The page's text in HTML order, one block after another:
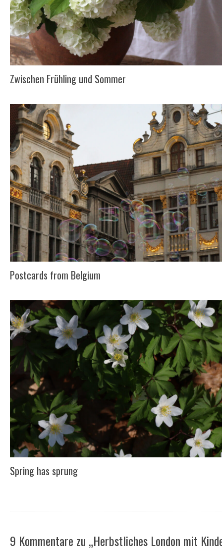
Zwischen Frühling und Sommer
Postcards from Belgium
Spring has sprung
9 Kommentare zu „Herbstliches London mit